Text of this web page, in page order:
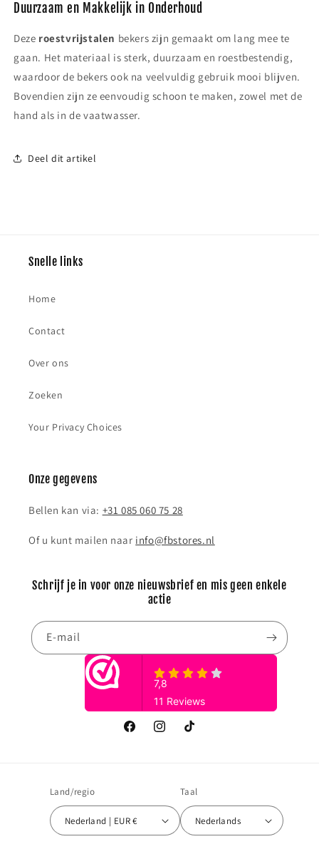
Duurzaam en Makkelijk in Onderhoud
Deze roestvrijstalen bekers zijn gemaakt om lang mee te
gaan. Het materiaal is sterk, duurzaam en roestbestendig,
waardoor de bekers ook na veelvuldig gebruik mooi blijven.
Bovendien zijn ze eenvoudig schoon te maken, zowel met de
hand als in de vaatwasser.
Deel dit artikel
Snelle links
Home
Contact
Over ons
Zoeken
Your Privacy Choices
Onze gegevens
Bellen kan via: +31 085 060 75 28
Of u kunt mailen naar info@fbstores.nl
Schrijf je in voor onze nieuwsbrief en mis geen enkele
actie
E‑mail
FacebookInstagramTikTok
Land/regio
Nederland | EUR €
Taal
Nederlands